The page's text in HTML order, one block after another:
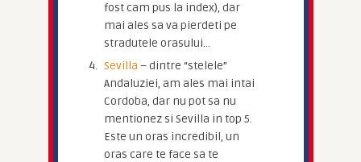
fost cam pus la index), dar
mai ales sa va pierdeti pe
stradutele orasului…
Sevilla – dintre “stelele”
Andaluziei, am ales mai intai
Cordoba, dar nu pot sa nu
mentionez si Sevilla in top 5.
Este un oras incredibil, un
oras care te face sa te